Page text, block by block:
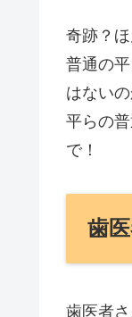
奇跡？
普通の
はない
平らの
で！
歯
歯医者